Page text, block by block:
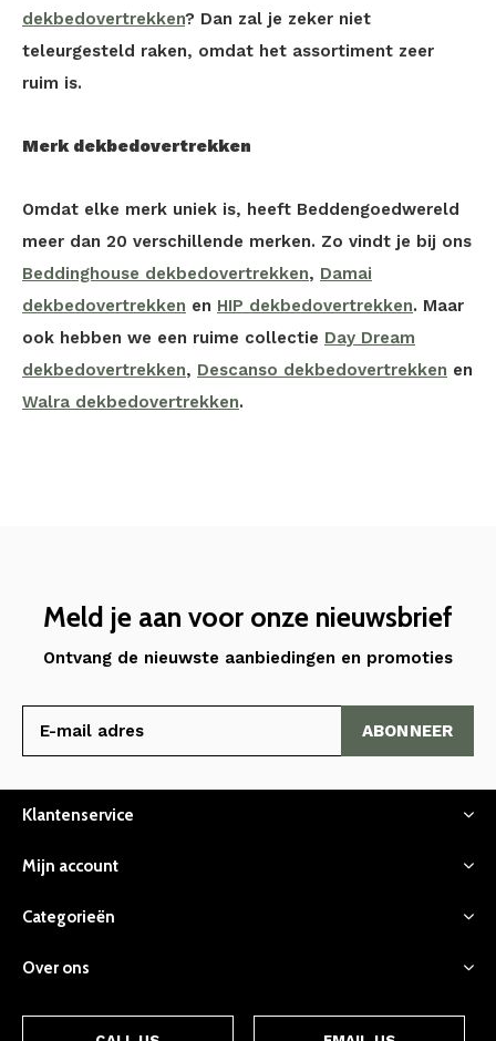
dekbedovertrekken? Dan zal je zeker niet
teleurgesteld raken, omdat het assortiment zeer
ruim is.
Merk dekbedovertrekken
Omdat elke merk uniek is, heeft Beddengoedwereld
meer dan 20 verschillende merken. Zo vindt je bij ons
Beddinghouse dekbedovertrekken, Damai
dekbedovertrekken en HIP dekbedovertrekken. Maar
ook hebben we een ruime collectie Day Dream
dekbedovertrekken, Descanso dekbedovertrekken en
Walra dekbedovertrekken.
Meld je aan voor onze nieuwsbrief
Ontvang de nieuwste aanbiedingen en promoties
ABONNEER
Klantenservice
Mijn account
Categorieën
Over ons